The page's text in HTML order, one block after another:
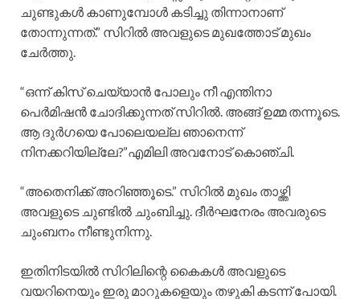
ചുണ്ടുകൾ കാണുമ്പോൾ കടിച്ചു തിന്നാനാണ്
തോന്നുന്നത്.” സിറിൽ അവളുടെ മുഖത്തോട് മുഖം
ചേർത്തു.
“ഒന്ന് കിസ് ചെയ്യാൻ പോലും നീ എന്തിനാ
പെർമിഷൻ ചോദിക്കുന്നത് സിറിൽ. അങ്ങ് ഉമ്മ തന്നൂടെ.
ആ ദുർഗയെ പോലെയല്ല ഞാനെന്ന്
നിനക്കറിയില്ലേ?”എമിലി അവനോട് കൊഞ്ചി.
“അതെനിക്ക് അറിഞ്ഞൂടെ.” സിറിൽ മുഖം താഴ്ത്തി
അവളുടെ ചുണ്ടിൽ ചുംബിച്ചു. ദീർഘനേരം അവരുടെ
ചുംബനം നീണ്ടുനിന്നു.
ഇതിനിടയിൽ സിറിലിന്റെ കൈകൾ അവളുടെ
വയറിനെയും ഇരു മാറുകളെയും തഴുകി കടന്ന് പോയി.